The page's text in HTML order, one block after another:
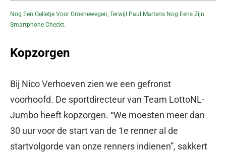
Nog Een Gelletje Voor Groenewegen, Terwijl Paul Martens Nog Eens Zijn
Smartphone Checkt.
Kopzorgen
Bij Nico Verhoeven zien we een gefronst
voorhoofd. De sportdirecteur van Team LottoNL-
Jumbo heeft kopzorgen. “We moesten meer dan
30 uur voor de start van de 1e renner al de
startvolgorde van onze renners indienen”, sakkert